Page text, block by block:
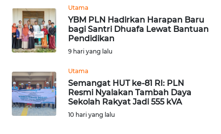
Utama
YBM PLN Hadirkan Harapan Baru
bagi Santri Dhuafa Lewat Bantuan
Pendidikan
9 hari yang lalu
Utama
Semangat HUT ke-81 RI: PLN
Resmi Nyalakan Tambah Daya
Sekolah Rakyat Jadi 555 kVA
10 hari yang lalu
WN
TEBING
TINGGI
WN
KARAWANG